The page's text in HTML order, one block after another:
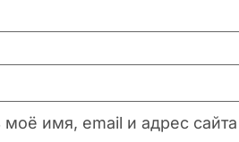
моё имя, email и адрес